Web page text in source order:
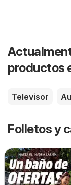
productos
Televisor
Folletos y